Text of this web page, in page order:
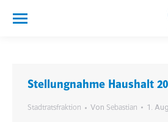
Stellungnahme Haushalt
Stadtratsfraktion Von Sebastian 1.